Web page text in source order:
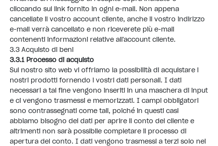
cliccando sul link fornito in ogni e-mail. Non appena
cancellate il vostro account cliente, anche il vostro indirizzo
e-mail verrà cancellato e non riceverete più e-mail
contenenti informazioni relative all'account cliente.
3.3 Acquisto di beni
3.3.1 Processo di acquisto
Sul nostro sito web vi offriamo la possibilità di acquistare i
nostri prodotti fornendo i vostri dati personali. I dati
necessari a tal fine vengono inseriti in una maschera di input
e ci vengono trasmessi e memorizzati. I campi obbligatori
sono contrassegnati come tali, poiché in questi casi
abbiamo bisogno dei dati per aprire il conto del cliente e
altrimenti non sarà possibile completare il processo di
apertura del conto. I dati vengono trasmessi a terzi solo nei